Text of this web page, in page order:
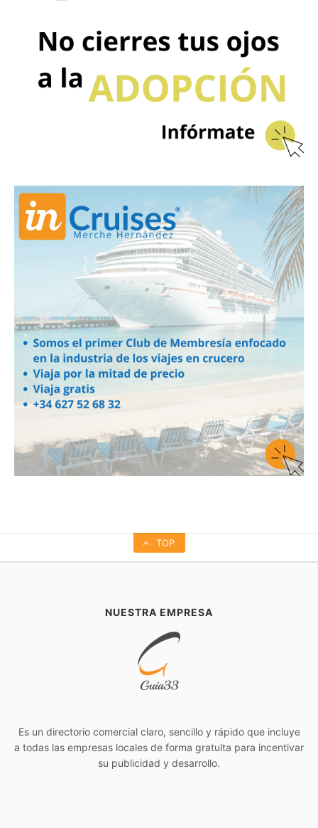
TOP
NUESTRA EMPRESA
Es un directorio comercial claro, sencillo y rápido que incluye
a todas las empresas locales de forma gratuita para incentivar
su publicidad y desarrollo.